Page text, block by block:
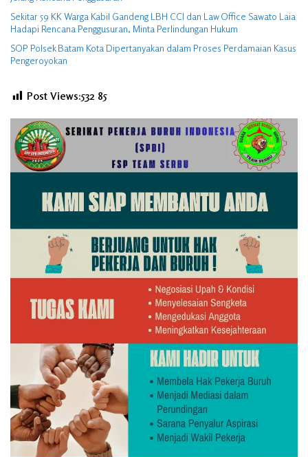
Sekitar 59 KK Warga Kabil Gandeng LBH CCI dan Law Office Sawato Laia
Hadapi Rencana Penggusuran, Minta Perlindungan Hukum
SOP Polsek Batam Kota Dipertanyakan dalam Proses Perdamaian Kasus
Pengeroyokan
Post Views:532 85